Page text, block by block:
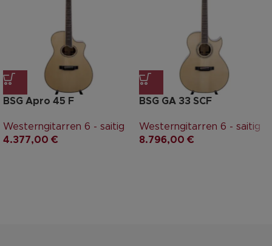
BSG Apro 45 F
Westerngitarren 6 - saitig
4.377,00 €
BSG GA 33 SCF
Westerngitarren 6 - saitig
8.796,00 €